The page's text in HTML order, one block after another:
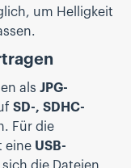
um Helligkeit
als JPG-
SD-, SDHC-
Für die
eine USB-
die Dateien